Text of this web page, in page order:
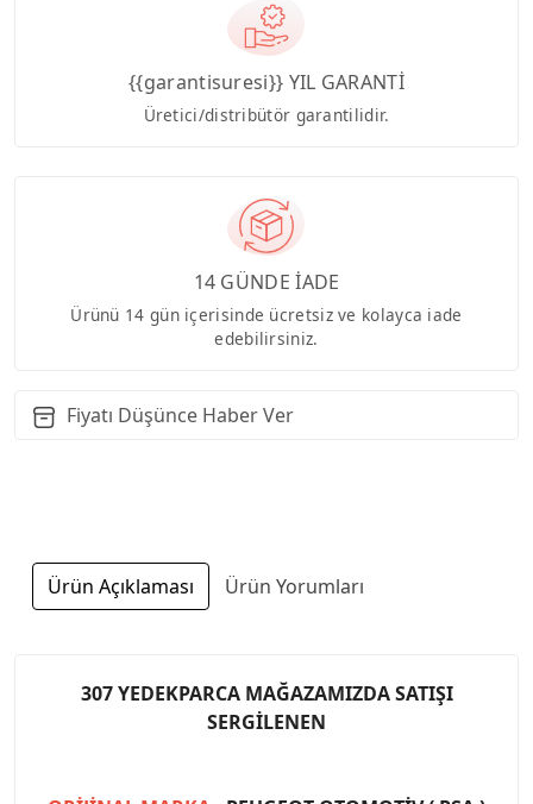
{{garantisuresi}} YIL GARANTİ
Üretici/distribütör garantilidir.
14 GÜNDE İADE
Ürünü 14 gün içerisinde ücretsiz ve kolayca iade
edebilirsiniz.
Fiyatı Düşünce Haber Ver
Ürün Açıklaması Ürün Yorumları
307 YEDEKPARCA MAĞAZAMIZDA SATIŞI
SERGİLENEN